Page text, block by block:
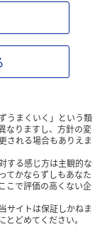
うまくいく」という類
なりますし、方針の変
される場合もありえま
する感じ方は主観的な
てかならずしもあなた
こで評価の高くない企
サイトは保証しかねま
どめてください。